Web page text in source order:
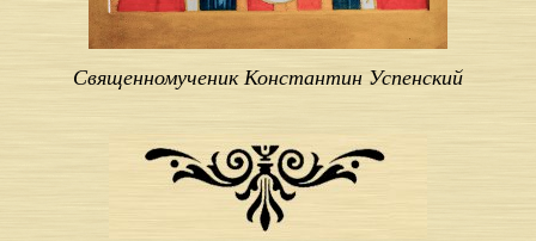
Священномученик Константин Успенский